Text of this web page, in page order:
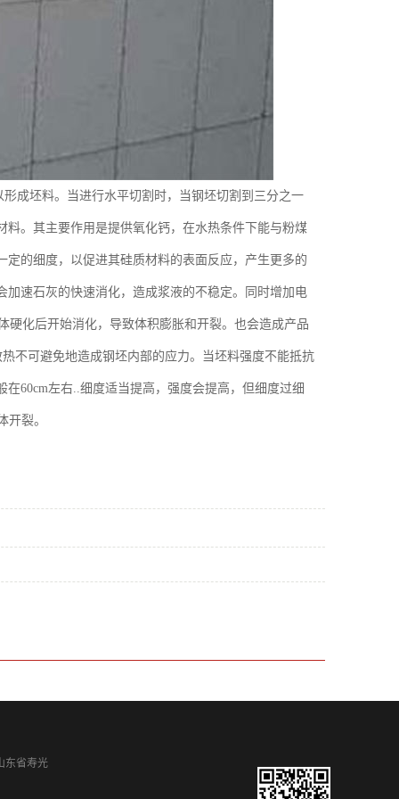
成坯料。当进行水平切割时，当钢坯切割到三分之一
。其主要作用是提供氧化钙，在水热条件下能与粉煤
的细度，以促进其硅质材料的表面反应，产生更多的
速石灰的快速消化，造成浆液的不稳定。同时增加电
硬化后开始消化，导致体积膨胀和开裂。也会造成产品
不可避免地造成钢坯内部的应力。当坯料强度不能抵抗
60cm左右..细度适当提高，强度会提高，但细度过细
开裂。
东省寿光